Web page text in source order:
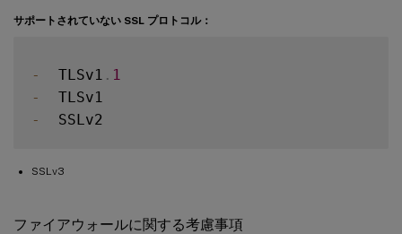
サポートされていない SSL プロトコル：
-
  TLSv1
. 1
-
-
SSLv3
ファイアウォールに関する考慮事項